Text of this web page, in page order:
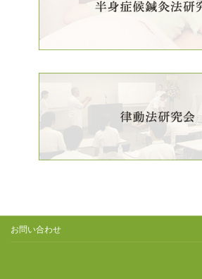
お問い合わせ